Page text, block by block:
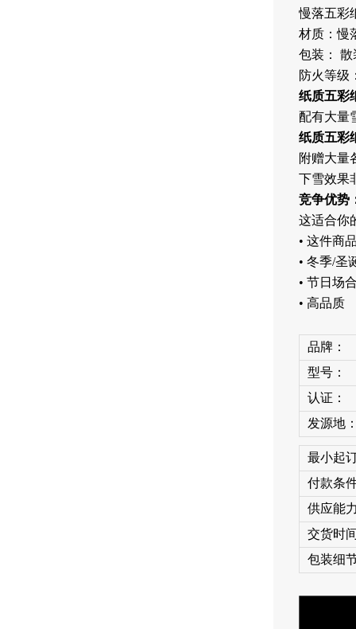
慢落五彩
材质：慢
包装：
散
防火等级
纸质五彩
配有大量
纸质五彩
附赠大量
下雪效果
竞争优势
这适合你
• 这件商
• 冬季/圣
• 节日场
• 高品质
品牌：
型号：
认证：
发源地
最小起
付款条
供应能
交货时
包装细